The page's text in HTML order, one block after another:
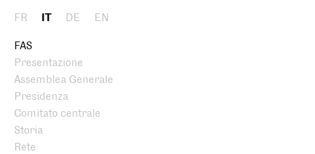
FR IT DE EN
FAS
Presentazione
Assemblea Generale
Presidenza
Comitato centrale
Storia
Rete